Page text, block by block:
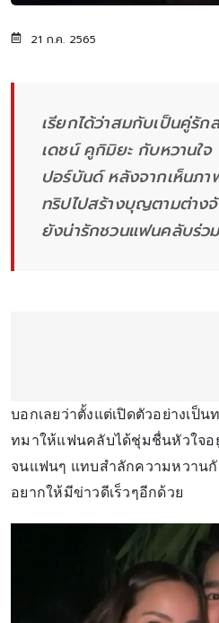
21 ก.ค. 2565
เรียกได้ว่าสมกับเป็นคู่รั
เดชน์ คูกิมิยะ กับหวานใ
ปอร์บันด์ หลังจากเห็นภ
ทริปไปสร้างบุญตามต่า
ยังน่ารักชวนแฟนคลับร่
บอกเลยว่าตั้งแต่เปิดตัวอย่างเป็
ทมาให้แฟนคลับได้ชุ่มชื่นหัวใจอ
จนแฟนๆ แทบสำลักความหวานกั
อยากให้มีข่าวดีเร็วๆอีกด้วย